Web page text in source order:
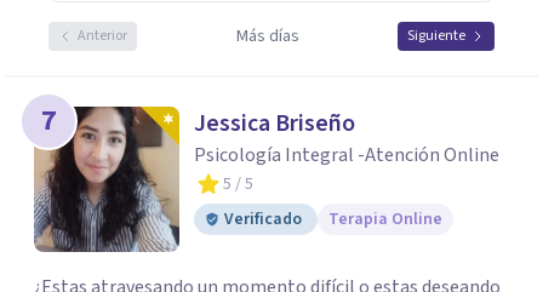
Anterior Más días Siguiente
7 Jessica Briseño
Psicología Integral -Atención Online
5 / 5
Verificado
Terapia Online